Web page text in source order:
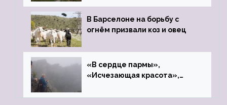
В Барселоне на борьбу с
огнём призвали коз и овец
«В сердце пармы»,
«Исчезающая красота»,